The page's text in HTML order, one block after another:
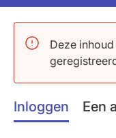
Deze
Inloggen Een
duidelijk
moment